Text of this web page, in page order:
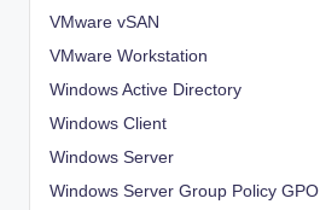
VMware vSAN
VMware Workstation
Windows Active Directory
Windows Client
Windows Server
Windows Server Group Policy GPO